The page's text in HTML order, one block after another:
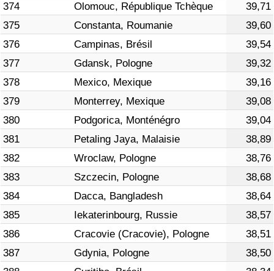
374
Olomouc, République Tchèque
39,71
375
Constanta, Roumanie
39,60
376
Campinas, Brésil
39,54
377
Gdansk, Pologne
39,32
378
Mexico, Mexique
39,16
379
Monterrey, Mexique
39,08
380
Podgorica, Monténégro
39,04
381
Petaling Jaya, Malaisie
38,89
382
Wroclaw, Pologne
38,76
383
Szczecin, Pologne
38,68
384
Dacca, Bangladesh
38,64
385
Iekaterinbourg, Russie
38,57
386
Cracovie (Cracovie), Pologne
38,51
387
Gdynia, Pologne
38,50